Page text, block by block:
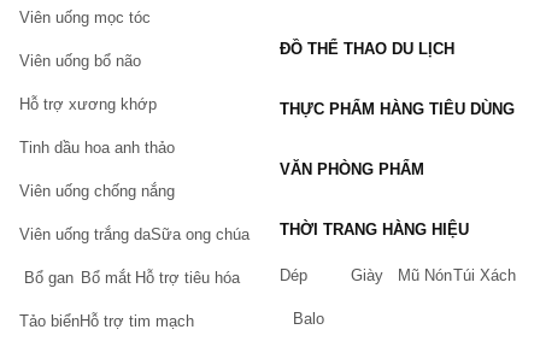
Viên uống mọc tóc
Viên uống bổ não
Hỗ trợ xương khớp
Tinh dầu hoa anh thảo
Viên uống chống nắng
Viên uống trắng daSữa ong chúa
Bổ gan Bổ mắt Hỗ trợ tiêu hóa
Tảo biểnHỗ trợ tim mạch
ĐỒ THỂ THAO DU LỊCH
THỰC PHẨM HÀNG TIÊU DÙNG
VĂN PHÒNG PHẨM
THỜI TRANG HÀNG HIỆU
Dép Giày Mũ NónTúi Xách
Balo